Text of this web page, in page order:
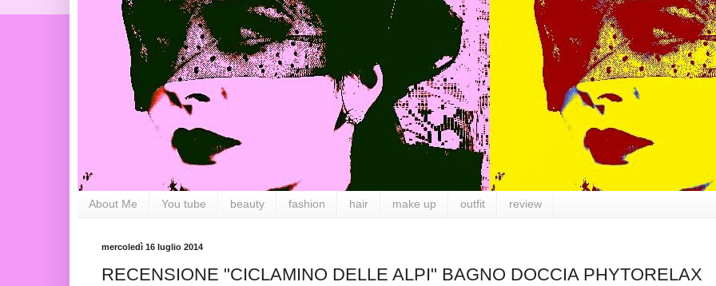
About Me You tube beauty fashion hair make up outfit review
mercoledì 16 luglio 2014
RECENSIONE "CICLAMINO DELLE ALPI" BAGNO DOCCIA PHYTORELAX